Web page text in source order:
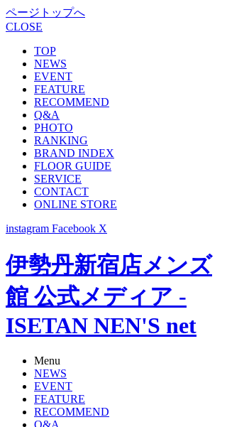
ページトップへ
CLOSE
TOP
NEWS
EVENT
FEATURE
RECOMMEND
Q&A
PHOTO
RANKING
BRAND INDEX
FLOOR GUIDE
SERVICE
CONTACT
ONLINE STORE
instagram Facebook X
伊勢丹新宿店メンズ
館 公式メディア -
ISETAN NEN'S net
Menu
NEWS
EVENT
FEATURE
RECOMMEND
Q&A